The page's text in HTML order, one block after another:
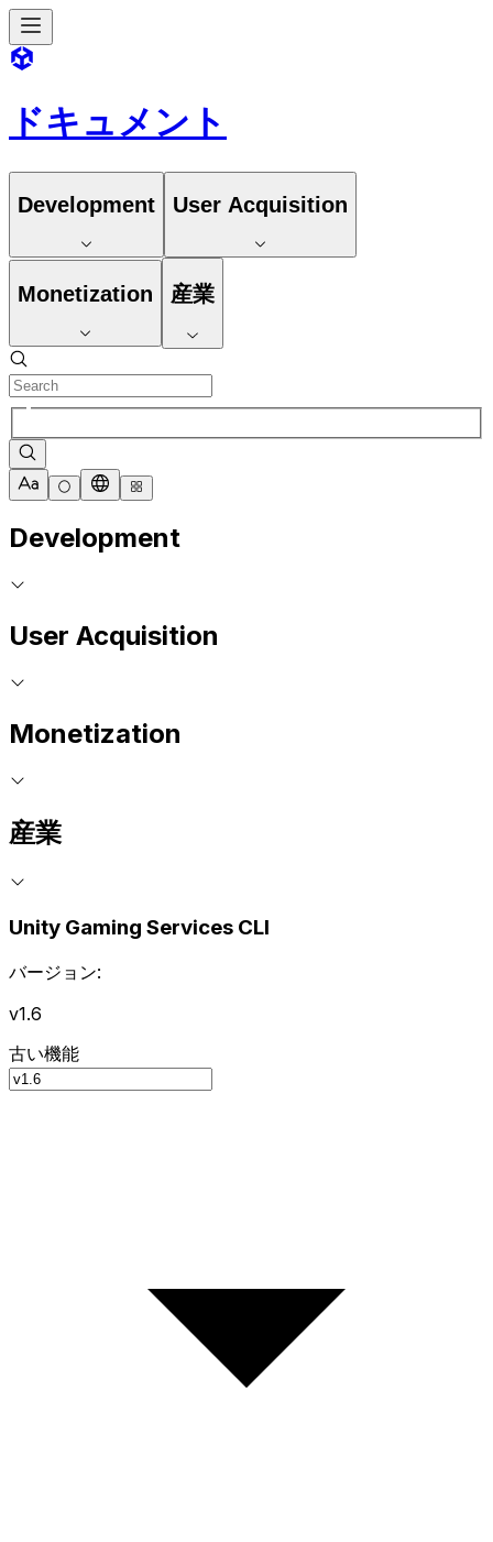
ドキュメント
Development User Acquisition
Monetization 産業
Development
User Acquisition
Monetization
産業
Unity Gaming Services CLI
バージョン:
v1.6
古い機能